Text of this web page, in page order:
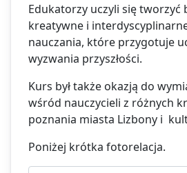
Edukatorzy uczyli się tworzyć
kreatywne i
nauczania, które przygotuje
wyzwania przyszłości.
Kurs był także okazją do
wśród nauczycieli z różnych
poznania miasta Lizbony i
Poniżej krótka fotorelacja.